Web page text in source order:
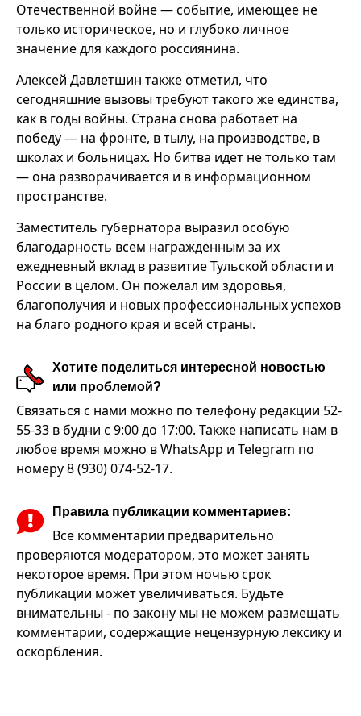
Отечественной войне — событие, имеющее не
только историческое, но и глубоко личное
значение для каждого россиянина.
Алексей Давлетшин также отметил, что
сегодняшние вызовы требуют такого же единства,
как в годы войны. Страна снова работает на
победу — на фронте, в тылу, на производстве, в
школах и больницах. Но битва идет не только там
— она разворачивается и в информационном
пространстве.
Заместитель губернатора выразил особую
благодарность всем награжденным за их
ежедневный вклад в развитие Тульской области и
России в целом. Он пожелал им здоровья,
благополучия и новых профессиональных успехов
на благо родного края и всей страны.
Хотите поделиться интересной новостью
или проблемой?
Связаться с нами можно по телефону редакции 52-
55-33 в будни с 9:00 до 17:00. Также написать нам в
любое время можно в WhatsApp и Telegram по
номеру 8 (930) 074-52-17.
Правила публикации комментариев:
Все комментарии предварительно
проверяются модератором, это может занять
некоторое время. При этом ночью срок
публикации может увеличиваться. Будьте
внимательны - по закону мы не можем размещать
комментарии, содержащие нецензурную лексику и
оскорбления.